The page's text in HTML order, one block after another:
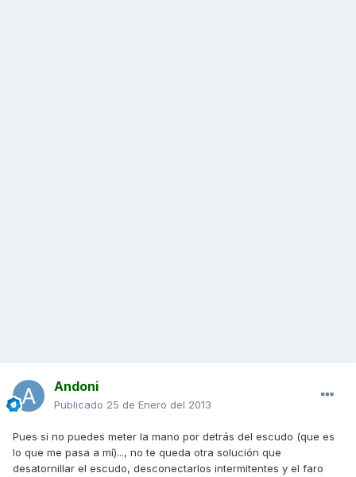
Andoni
Publicado 25 de Enero del 2013
Pues si no puedes meter la mano por detrás del escudo (que es
lo que me pasa a mí)..., no te queda otra solución que
desatornillar el escudo, desconectarlos intermitentes y el faro